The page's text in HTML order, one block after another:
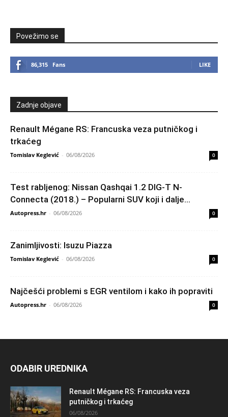
Povežimo se
86,315 Fans LIKE
Zadnje objave
Renault Mégane RS: Francuska veza putničkog i
trkaćeg
Tomislav Keglević - 06/08/2026 0
Test rabljenog: Nissan Qashqai 1.2 DIG-T N-
Connecta (2018.) – Popularni SUV koji i dalje...
Autopress.hr - 06/08/2026 0
Zanimljivosti: Isuzu Piazza
Tomislav Keglević - 06/08/2026 0
Najčešći problemi s EGR ventilom i kako ih popraviti
Autopress.hr - 06/08/2026 0
ODABIR UREDNIKA
Renault Mégane RS: Francuska veza
putničkog i trkaćeg
06/08/2026